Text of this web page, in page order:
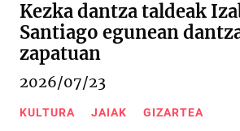
Kezka dantza taldeak
Santiago egunean
zapatuan
2026/07/23
KULTURA JAIAK GIZARTEA